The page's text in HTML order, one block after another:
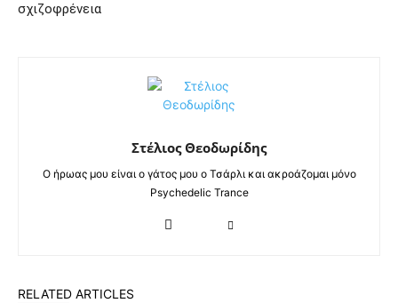
σχιζοφρένεια
Στέλιος Θεοδωρίδης
Ο ήρωας μου είναι ο γάτος μου ο Τσάρλι και ακροάζομαι μόνο
Psychedelic Trance
RELATED ARTICLES